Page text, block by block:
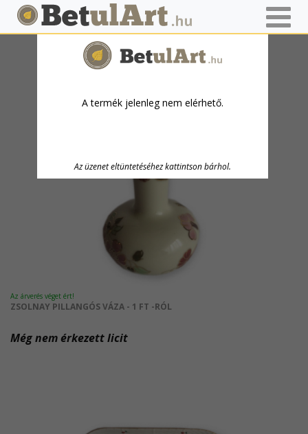
A termék jelenleg nem elérhető.
Az üzenet eltüntetéséhez kattintson bárhol.
KIEMELT TERMÉKEK
Az árverés véget ért!
ZSOLNAY PILLANGÓS VÁZA - 1 FT -RÓL
Még nem érkezett licit